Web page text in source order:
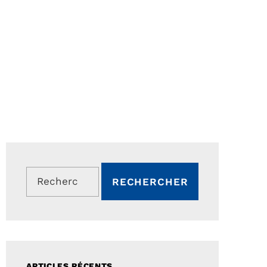
Rechercher :